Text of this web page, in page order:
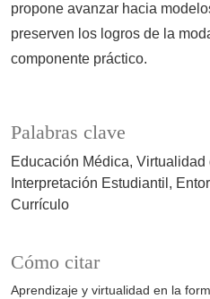
Palabras clave
Educación Médica Virtualidad
Interpretación Estudiantil
Currículo
Cómo citar
Aprendizaje y virtualidad en la
propone avanzar hacia
preserven los logros de la
componente práctico.